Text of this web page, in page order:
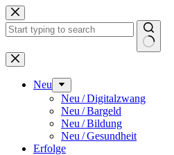
Zum
Inhalt
springen
Keine
Ergebnisse
Neu
Neu / Digitalzwang
Neu / Bargeld
Neu / Bildung
Neu / Gesundheit
Erfolge